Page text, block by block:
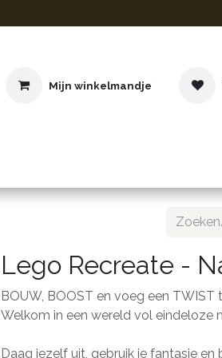
Mijn winkelmandje
Lego Recreate -
BOUW, BOOST en voeg een TWIST
Welkom in een wereld vol eindeloze
Daag jezelf uit, gebruik je fantasie